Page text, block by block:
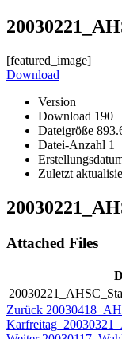
[featured_image]
Download
Version
Download 190
Dateigröße
Datei-Anzahl 1
Zuletzt
Attached Files
Zurück Vorheriger
Beitrag: